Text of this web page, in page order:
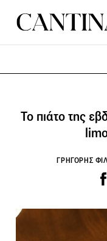
Το πιάτο της
ΓΡΗΓΟΡΗΣ